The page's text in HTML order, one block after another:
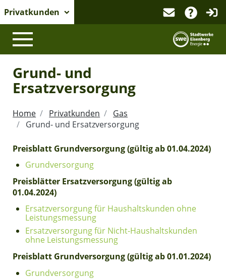
Privatkunden
Logo der
Grund- und
Ersatzversorgung
Home Privatkunden
Gas
Grund- und Ersatzversorgung
Preisblatt Grundversorgung (gültig ab 01.04.2024)
Grundversorgung
Preisblätter Ersatzversorgung (gültig ab
01.04.2024)
Ersatzversorgung für Haushaltskunden ohne
Leistungsmessung
Ersatzversorgung für Nicht-Haushaltskunden
ohne Leistungsmessung
Preisblatt Grundversorgung (gültig ab 01.01.2024)
Grundversorgung